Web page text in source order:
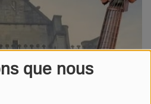
que nous